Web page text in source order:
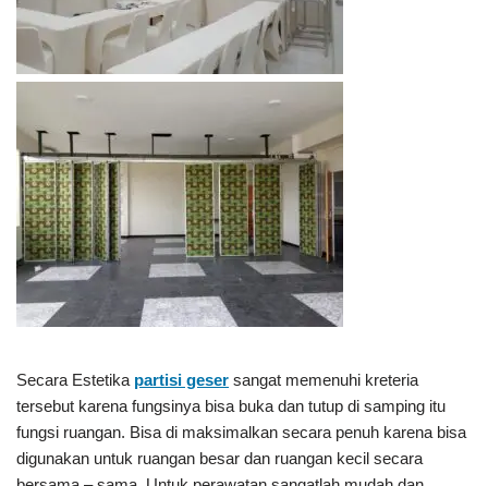
Secara Estetika partisi geser sangat memenuhi kreteria
tersebut karena fungsinya bisa buka dan tutup di samping itu
fungsi ruangan. Bisa di maksimalkan secara penuh karena bisa
digunakan untuk ruangan besar dan ruangan kecil secara